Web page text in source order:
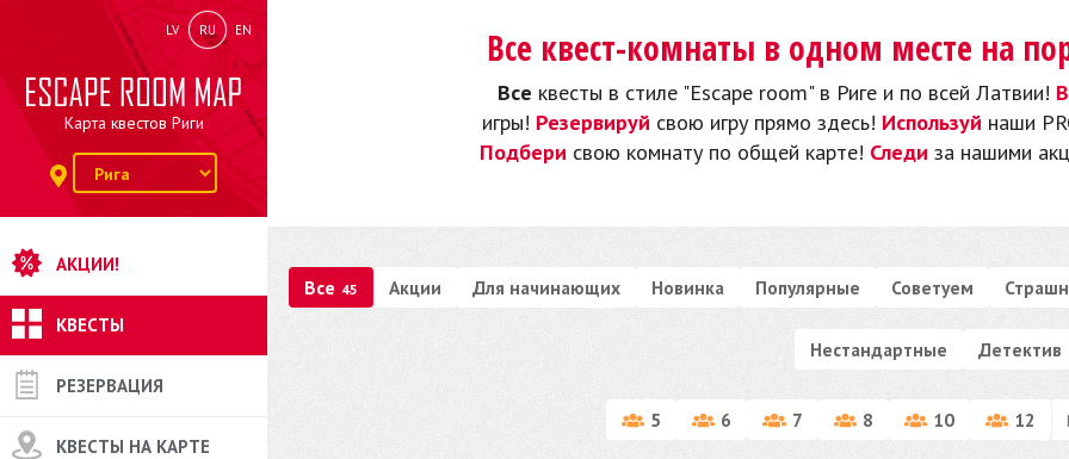
LV RU EN
Карта квестов Риги
АКЦИИ!
КВЕСТЫ
РЕЗЕРВАЦИЯ
КВЕСТЫ НА КАРТЕ
Все квест-комнаты в одном месте на
Все квесты в стиле "Escape room" в Риге и по всей Латвии!
игры! Резервируй свою игру прямо здесь! Используй наши
Подбери свою комнату по общей карте! Следи за нашими
Все 45 Акции Для начинающих Новинка Популярные Советуем
Нестандартные Детектив
5 6 7 8 10 12